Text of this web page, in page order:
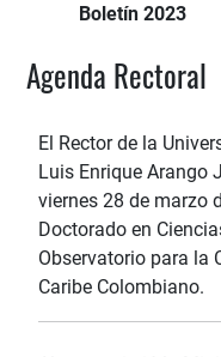
Boletín 2023
Agenda Rectoral
El Rector de la
Luis Enrique Arango
viernes 28 de marzo
Doctorado en
Observatorio para la
Caribe Colombiano.